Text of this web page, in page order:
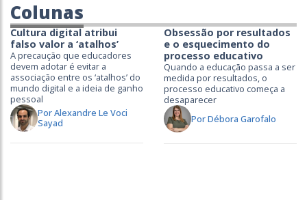
Colunas
Cultura digital atribui
falso valor a ‘atalhos’
A precaução que educadores
devem adotar é evitar a
associação entre os ‘atalhos’ do
mundo digital e a ideia de ganho
pessoal
Por Alexandre Le Voci
Sayad
Obsessão por resultados
e o esquecimento do
processo educativo
Quando a educação passa a ser
medida por resultados, o
processo educativo começa a
desaparecer
Por Débora Garofalo